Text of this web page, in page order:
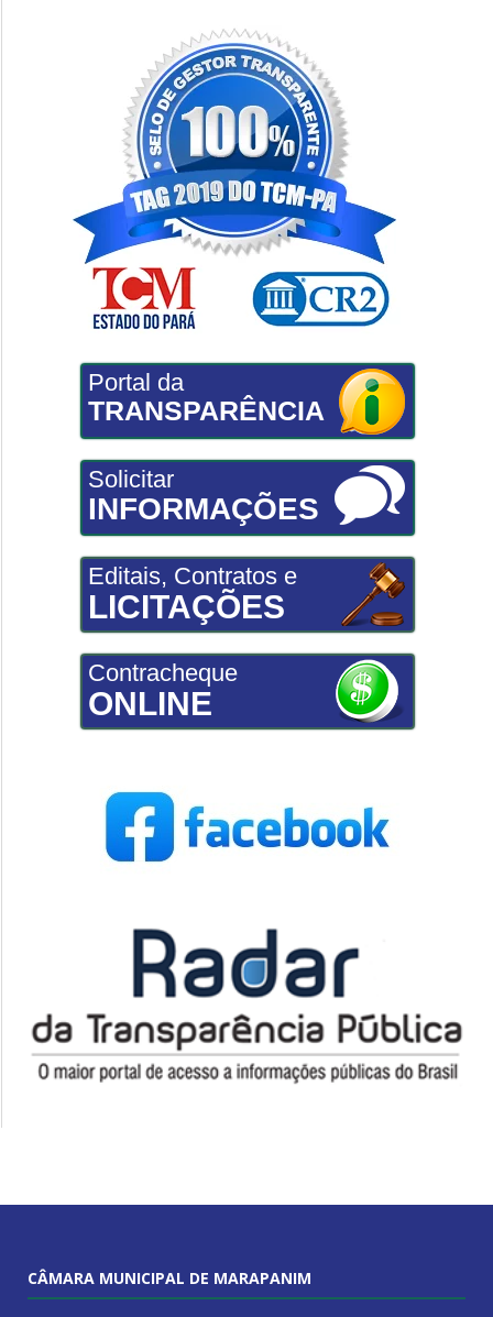
Portal da
TRANSPARÊNCIA
Solicitar
INFORMAÇÕES
Editais, Contratos e
LICITAÇÕES
Contracheque
ONLINE
CÂMARA MUNICIPAL DE MARAPANIM